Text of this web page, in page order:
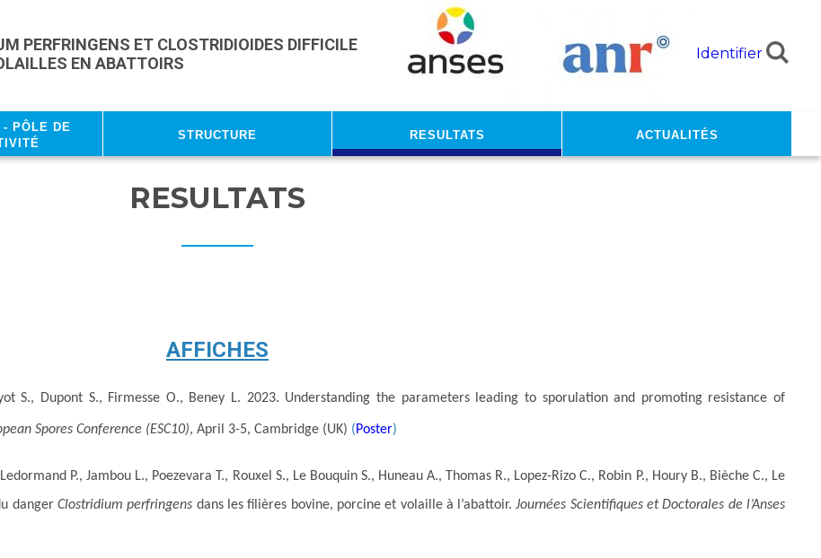
PERFRINGENS ET CLOSTRIDIOIDES DIFFICILE
EN ABATTOIRS
Identifier
Pôle de
Structure RESULTATS Actualités
RESULTATS
AFFICHES
S., Dupont S., Firmesse O., Beney L. 2023. Understanding the parameters leading to sporulation and promoting resistance of
Spores Conference (ESC10), April 3-5, Cambridge (UK) (Poster)
P., Jambou L., Poezevara T., Rouxel S., Le Bouquin S., Huneau A., Thomas R., Lopez-Rizo C., Robin P., Houry B., Bièche C., Le
dangerClostridium perfringens dans les filières bovine, porcine et volaille à l’abattoir.Journées Scientifiques et Doctorales de l’Anses